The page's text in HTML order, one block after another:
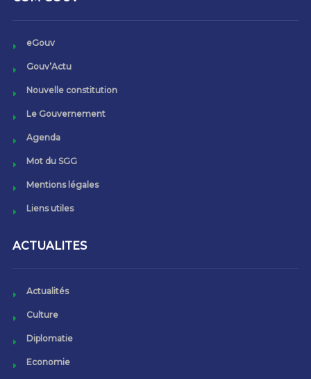
eGouv
Gouv’Actu
Nouvelle constitution
Le Gouvernement
Agenda
Mot du SGG
Mentions légales
Liens utiles
ACTUALITES
Actualités
Culture
Diplomatie
Economie